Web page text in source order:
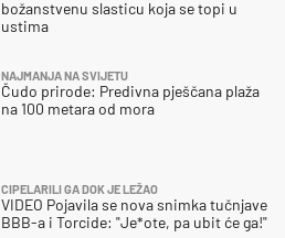
CIPELARILI GA DOK JE LEŽAO
VIDEO Pojavila se nova snimka tučnjave
BBB-a i Torcide: "Je*ote, pa ubit će ga!"
božanstvenu slasticu koja se topi u
ustima
NAJMANJA NA SVIJETU
Čudo prirode: Predivna pješčana plaža
na 100 metara od mora